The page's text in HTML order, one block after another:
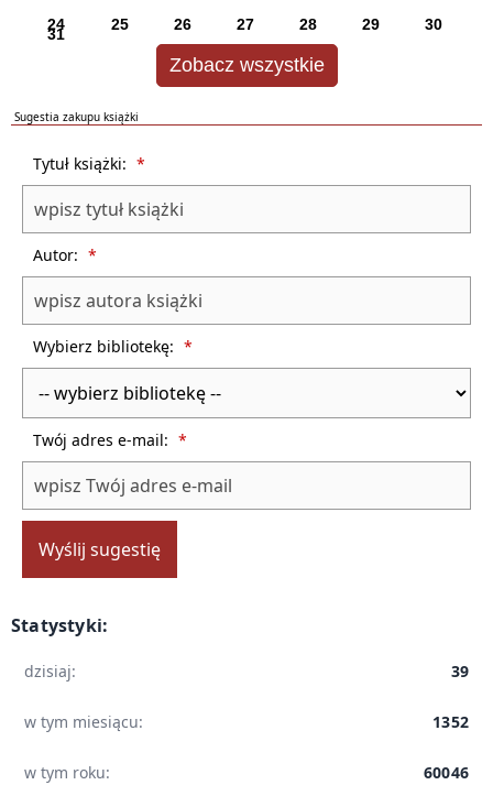
24 25 26 27 28 29 30
31
Zobacz wszystkie
Sugestia zakupu książki
Tytuł książki: *
Autor: *
Wybierz bibliotekę: *
Twój adres e-mail: *
Wyślij sugestię
Statystyki:
dzisiaj: 39
w tym miesiącu: 1352
w tym roku: 60046